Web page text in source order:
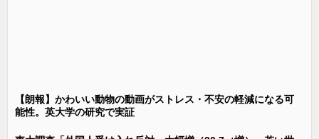
【朗報】かわいい動物の動画がストレス・不安の軽減になる可
能性。英大学の研究で実証